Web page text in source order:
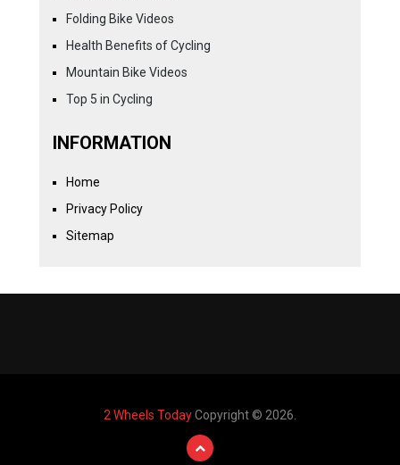
Folding Bike Videos
Health Benefits of Cycling
Mountain Bike Videos
Top 5 in Cycling
INFORMATION
Home
Privacy Policy
Sitemap
2 Wheels TodayCopyright © 2026.